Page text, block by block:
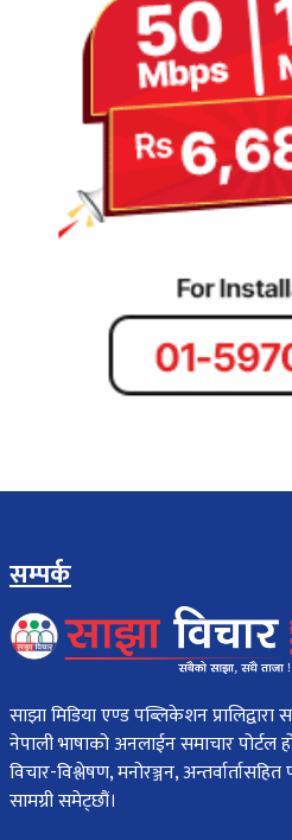
सम्पर्क
साझा मिडिया एण्ड पब्लिकेशन
नेपाली भाषाको अनलाईन समाचार पोर्टल
विचार-विश्लेषण, मनोरञ्जन,
सामग्री समेट्छौं।